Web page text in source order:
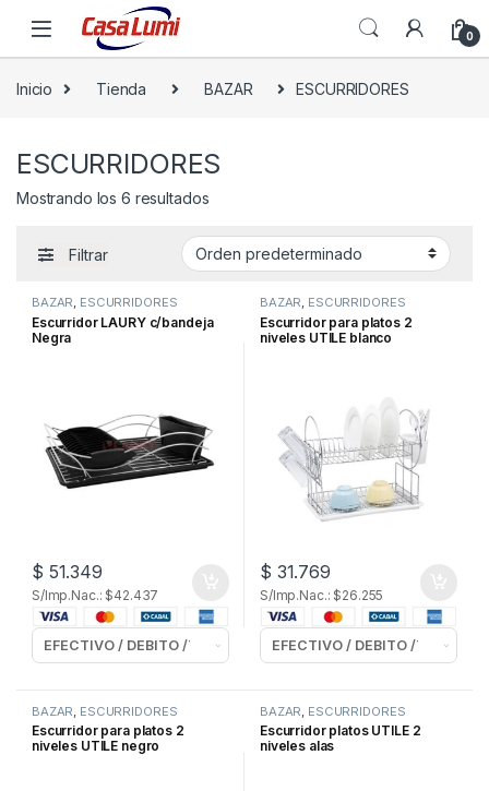
0
Inicio Tienda BAZAR ESCURRIDORES
ESCURRIDORES
Mostrando los 6 resultados
Filtrar
BAZAR, ESCURRIDORES
Escurridor LAURY c/bandeja
Negra
$ 51.349
S/Imp.Nac.: $42.437
BAZAR, ESCURRIDORES
Escurridor para platos 2
niveles UTILE blanco
$ 31.769
S/Imp.Nac.: $26.255
BAZAR ESCURRIDORES
Escurridor para platos 2
niveles UTILE negro
BAZAR ESCURRIDORES
Escurridor platos UTILE 2
niveles alas